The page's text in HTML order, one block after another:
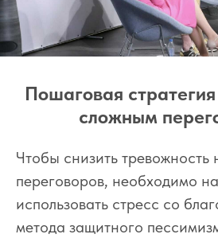
Пошаговая
сложным
Чтобы снизить тревожность
переговоров, необходимо
использовать стресс со
метода защитного